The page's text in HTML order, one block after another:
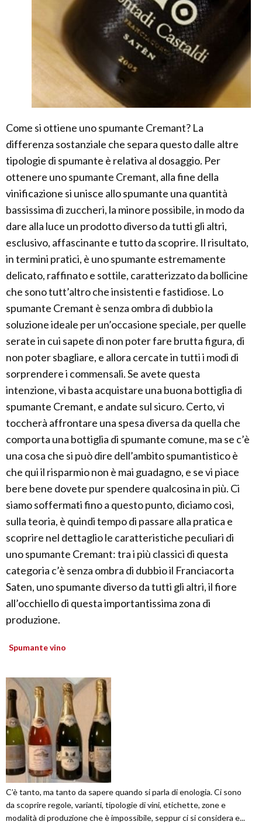
Come si ottiene uno spumante Cremant? La
differenza sostanziale che separa questo dalle altre
tipologie di spumante è relativa al dosaggio. Per
ottenere uno spumante Cremant, alla fine della
vinificazione si unisce allo spumante una quantità
bassissima di zuccheri, la minore possibile, in modo da
dare alla luce un prodotto diverso da tutti gli altri,
esclusivo, affascinante e tutto da scoprire. Il risultato,
in termini pratici, è uno spumante estremamente
delicato, raffinato e sottile, caratterizzato da bollicine
che sono tutt’altro che insistenti e fastidiose. Lo
spumante Cremant è senza ombra di dubbio la
soluzione ideale per un’occasione speciale, per quelle
serate in cui sapete di non poter fare brutta figura, di
non poter sbagliare, e allora cercate in tutti i modi di
sorprendere i commensali. Se avete questa
intenzione, vi basta acquistare una buona bottiglia di
spumante Cremant, e andate sul sicuro. Certo, vi
toccherà affrontare una spesa diversa da quella che
comporta una bottiglia di spumante comune, ma se c’è
una cosa che si può dire dell’ambito spumantistico è
che qui il risparmio non è mai guadagno, e se vi piace
bere bene dovete pur spendere qualcosina in più. Ci
siamo soffermati fino a questo punto, diciamo così,
sulla teoria, è quindi tempo di passare alla pratica e
scoprire nel dettaglio le caratteristiche peculiari di
uno spumante Cremant: tra i più classici di questa
categoria c’è senza ombra di dubbio il Franciacorta
Saten, uno spumante diverso da tutti gli altri, il fiore
all’occhiello di questa importantissima zona di
produzione.
Spumante vino
C’è tanto, ma tanto da sapere quando si parla di enologia. Ci sono
da scoprire regole, varianti, tipologie di vini, etichette, zone e
modalità di produzione che è impossibile, seppur ci si considera e...